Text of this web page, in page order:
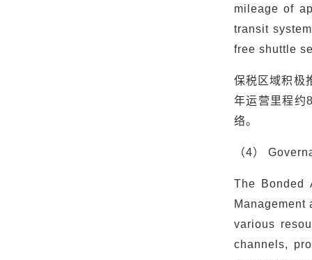
mileage of
transit
free shuttle
保税区域积极
年运营里程约
络。
（4）
The Bonded
various
channels,